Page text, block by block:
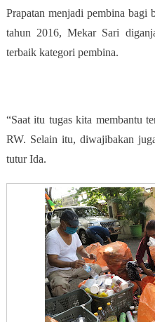
Prapatan menjadi pembina bagi
tahun 2016, Mekar Sari
terbaik kategori pembina.
“Saat itu tugas kita membantu
RW. Selain itu, diwajibakan
tutur Ida.